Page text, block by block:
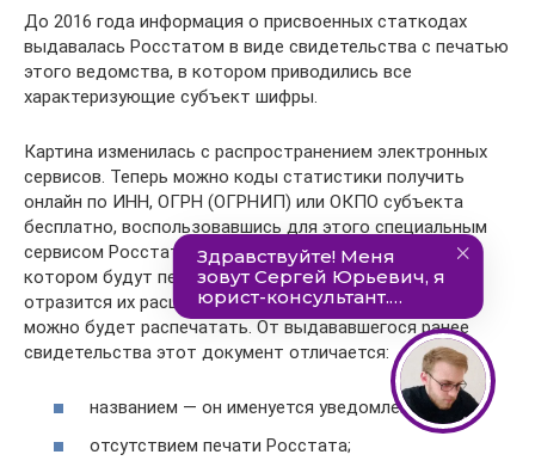
До 2016 года информация о присвоенных статкодах
выдавалась Росстатом в виде свидетельства с печатью
этого ведомства, в котором приводились все
характеризующие субъект шифры.
Картина изменилась с распространением электронных
сервисов. Теперь можно коды статистики получить
онлайн по ИНН, ОГРН (ОГРНИП) или ОКПО субъекта
бесплатно, воспользовавшись для этого специальным
сервисом Росстата. Здесь сформируется документ, в
котором будут перечислены необходимые шифры и
отразится их расшифровка. При необходимости его
можно будет распечатать. От выдававшегося ранее
свидетельства этот документ отличается:
названием — он именуется уведомлением;
отсутствием печати Росстата;